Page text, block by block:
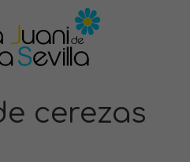
cerezas